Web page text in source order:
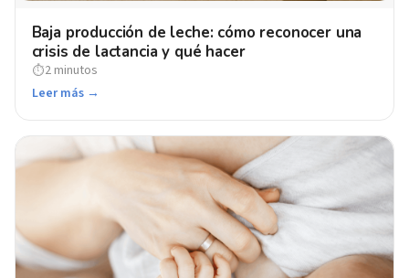
Baja producción de leche: cómo reconocer una
crisis de lactancia y qué hacer
⏱2 minutos
Leer más →